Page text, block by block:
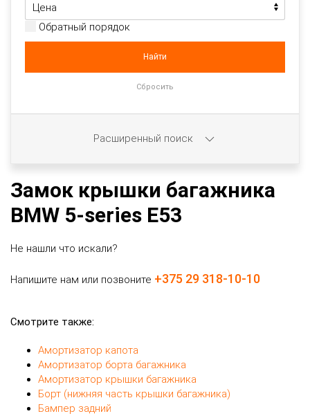
Замок крышки багажника
BMW 5-series E53
Не нашли что искали?
Напишите нам или позвоните +375 29 318-10-10
Смотрите также:
Амортизатор капота
Амортизатор борта багажника
Амортизатор крышки багажника
Борт (нижняя часть крышки багажника)
Бампер задний
Обратный порядок
Расширенный поиск